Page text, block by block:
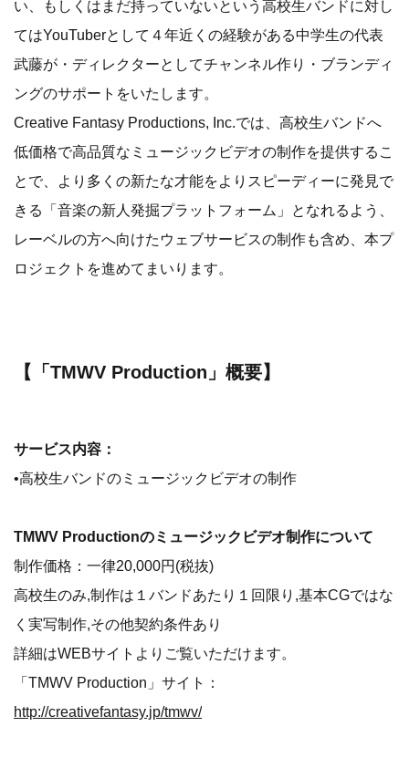
い、もしくはまだ持っていないという高校生バンドに対し
てはYouTuberとして４年近くの経験がある中学生の代表
武藤が・ディレクターとしてチャンネル作り・ブランディ
ングのサポートをいたします。
Creative Fantasy Productions, Inc.では、高校生バンドへ
低価格で高品質なミュージックビデオの制作を提供するこ
とで、より多くの新たな才能をよりスピーディーに発見で
きる「音楽の新人発掘プラットフォーム」となれるよう、
レーベルの方へ向けたウェブサービスの制作も含め、本プ
ロジェクトを進めてまいります。
【「TMWV Production」概要】
サービス内容：
•高校生バンドのミュージックビデオの制作
TMWV Productionのミュージックビデオ制作について
制作価格：一律20,000円(税抜)
高校生のみ,制作は１バンドあたり１回限り,基本CGではな
く実写制作,その他契約条件あり
詳細はWEBサイトよりご覧いただけます。
「TMWV Production」サイト：
http://creativefantasy.jp/tmwv/